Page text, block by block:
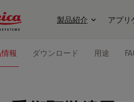
Microsystems Logo
製品紹介 アプリ
報 ダウンロード 用途